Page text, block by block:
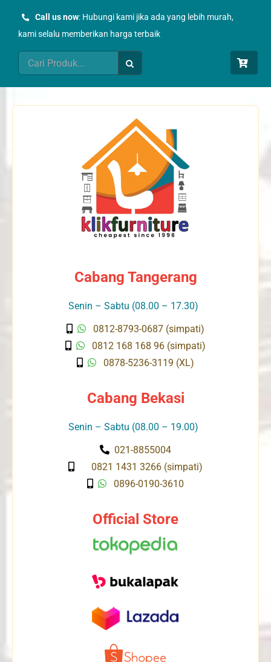
Call us now: Hubungi kami jika ada yang lebih murah,
kami selalu memberikan harga terbaik
Search
for:
Cabang Tangerang
Senin – Sabtu (08.00 – 17.30)
0812-8793-0687 (simpati)
0812 168 168 96 (simpati)
0878-5236-3119 (XL)
Cabang Bekasi
Senin – Sabtu (08.00 – 19.00)
021-8855004
0821 1431 3266 (simpati)
0896-0190-3610
Official Store